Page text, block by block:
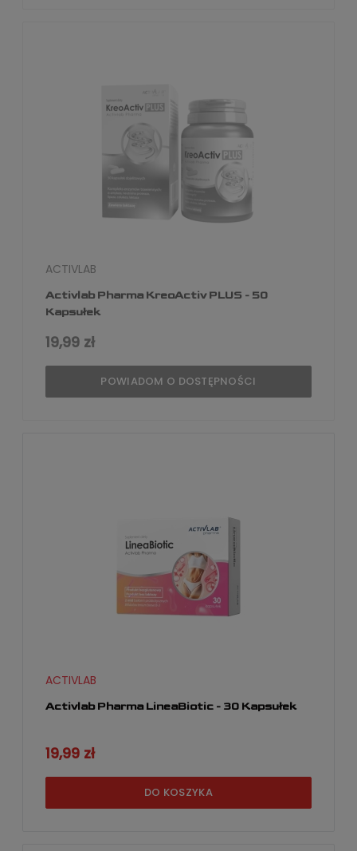
Activlab Pharma KreoActiv PLUS - 50
Kapsułek
ACTIVLAB
19,99 zł
POWIADOM O DOSTĘPNOŚCI
Activlab Pharma LineaBiotic - 30 Kapsułek
ACTIVLAB
19,99 zł
DO KOSZYKA